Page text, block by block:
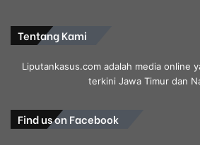
Tentang Kami
Liputankasus.com adalah media online
terkini Jawa Timur dan
Find us on Facebook